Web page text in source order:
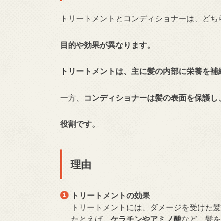
トリートメントとコンディショナーは、ど
目的や効果が異なります。
トリートメントは、主に髪の内部に栄養を
一方、 コンディショナーは髪の表面を保護
役割です。
理由
トリートメントの効果
トリートメントには、ダメージを受けた
たとえば、ケラチンやアミノ酸など、髪